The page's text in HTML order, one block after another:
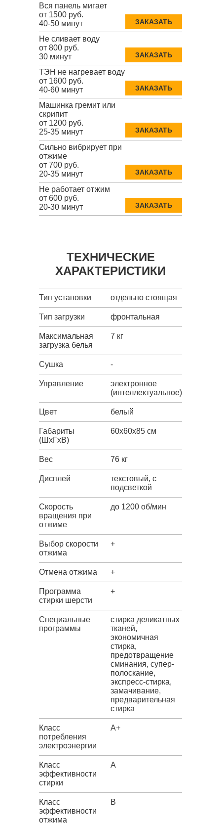
Вся панель мигает
от 1500 руб.
40-50 минут
ЗАКАЗАТЬ
Не сливает воду
от 800 руб.
30 минут
ЗАКАЗАТЬ
ТЭН не нагревает воду
от 1600 руб.
40-60 минут
ЗАКАЗАТЬ
Машинка гремит или
скрипит
от 1200 руб.
25-35 минут
ЗАКАЗАТЬ
Сильно вибрирует при
отжиме
от 700 руб.
20-35 минут
ЗАКАЗАТЬ
Не работает отжим
от 600 руб.
20-30 минут
ЗАКАЗАТЬ
ТЕХНИЧЕСКИЕ
ХАРАКТЕРИСТИКИ
Тип установки отдельно стоящая
Тип загрузки фронтальная
Максимальная
загрузка белья
7 кг
Сушка -
Управление
электронное
(интеллектуальное)
Цвет белый
Габариты
(ШxГxВ)
60x60x85 см
Вес 76 кг
Дисплей
текстовый, с
подсветкой
Скорость
вращения при
отжиме
до 1200 об/мин
Выбор скорости
отжима
+
Отмена отжима +
Программа
стирки шерсти
+
Специальные
программы
стирка деликатных
тканей,
экономичная
стирка,
предотвращение
сминания, супер-
полоскание,
экспресс-стирка,
замачивание,
предварительная
стирка
Класс
потребления
электроэнергии
A+
Класс
эффективности
стирки
A
Класс
эффективности
отжима
B